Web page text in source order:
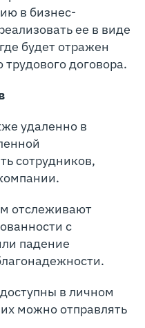
в бизнес-
ее в виде
будет отражен
трудового договора.
удаленно в
сотрудников,
отслеживают
с
падение
в личном
можно отправлять